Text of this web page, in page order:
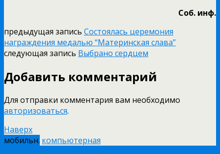
Соб. инф.
предыдущая запись Состоялась церемония
награждения медалью “Материнская слава”
следующая запись Выбрано сердцем
Добавить комментарий
Для отправки комментария вам необходимо
авторизоваться.
Наверх
мобильн. компьютерная